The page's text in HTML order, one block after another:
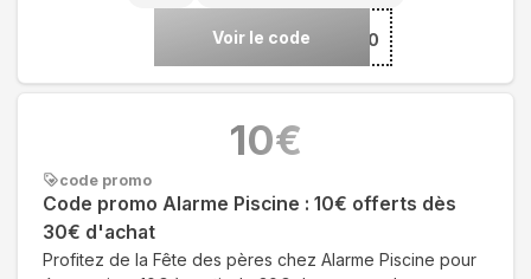
Voir le code***ATEE20
code promo
Code promo Alarme Piscine : 10€ offerts dès
30€ d'achat
Profitez de la Fête des pères chez Alarme Piscine pour
10€